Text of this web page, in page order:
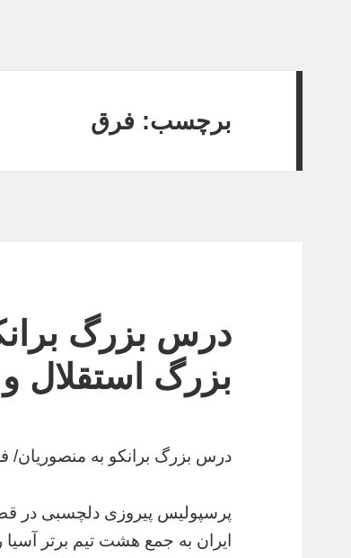
برچسب: فرق
درس بزرگ
بزرگ استقلال
درس بزرگ برانکو به منصوریان/
پرسپولیس پیروزی دلچسبی در
ایران به جمع هشت تیم برتر